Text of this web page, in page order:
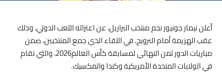
أعلن نيمار جونيور نجم منتخب البرازيل، عن اعتزاله اللعب الدولي، وذلك
عقب الهزيمة أمام النرويج، في اللقاء الذي جمع المنتخبين، ضمن
مباريات الدور ثمن النهائي لمسابقة كأس العالم2026، والتي تقام
في الولايات المتحدة الأمريكية وكندا والمكسيك.⁣⁣⠀